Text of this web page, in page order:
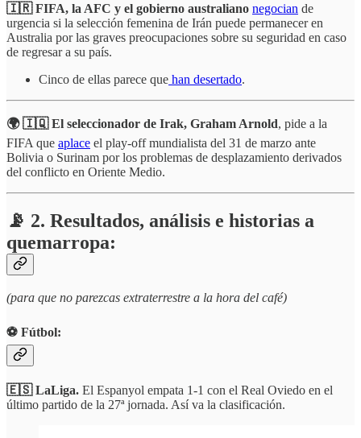
🇮🇷 FIFA, la AFC y el gobierno australiano negocian de
urgencia si la selección femenina de Irán puede permanecer en
Australia por las graves preocupaciones sobre su seguridad en caso
de regresar a su país.
Cinco de ellas parece que han desertado.
🌍 🇮🇶 El seleccionador de Irak, Graham Arnold, pide a la
FIFA que aplace el play-off mundialista del 31 de marzo ante
Bolivia o Surinam por los problemas de desplazamiento derivados
del conflicto en Oriente Medio.
📡 2. Resultados, análisis e historias a
quemarropa:
(para que no parezcas extraterrestre a la hora del café)
⚽️ Fútbol:
🇪🇸 LaLiga. El Espanyol empata 1-1 con el Real Oviedo en el
último partido de la 27ª jornada. Así va la clasificación.